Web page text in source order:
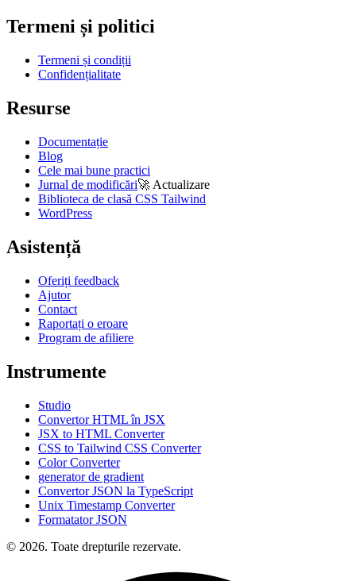
Termeni și politici
Termeni și condiții
Confidențialitate
Resurse
Documentație
Blog
Cele mai bune practici
Jurnal de modificări🚀 Actualizare
Biblioteca de clasă CSS Tailwind
WordPress
Asistență
Oferiți feedback
Ajutor
Contact
Raportați o eroare
Program de afiliere
Instrumente
Studio
Convertor HTML în JSX
JSX to HTML Converter
CSS to Tailwind CSS Converter
Color Converter
generator de gradient
Convertor JSON la TypeScript
Unix Timestamp Converter
Formatator JSON
© 2026. Toate drepturile rezervate.